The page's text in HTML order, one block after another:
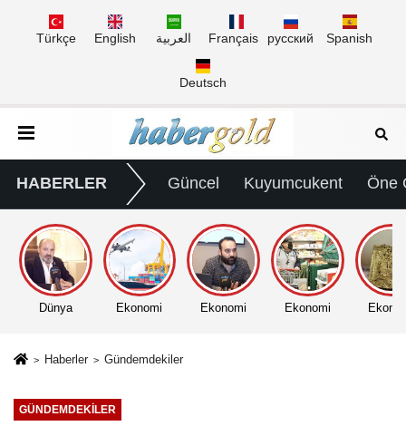
Türkçe English العربية Français русский Spanish
Deutsch
HABERLER Güncel Kuyumcukent Öne
Dünya Ekonomi Ekonomi Ekonomi
Haberler Gündemdekiler
GÜNDEMDEKILER